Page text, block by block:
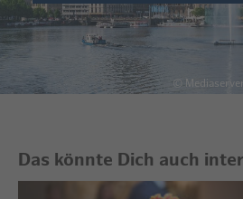
©
Das könnte Dich auch